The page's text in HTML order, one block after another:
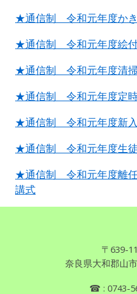
★通信制 令和元年度か
★通信制 令和元年度絵
★通信制 令和元年度清
★通信制 令和元年度定
★通信制 令和元年度新
★通信制 令和元年度生
★通信制 令和元年度離
講式
〒639-
奈良県大和郡山
☎ : 0743-